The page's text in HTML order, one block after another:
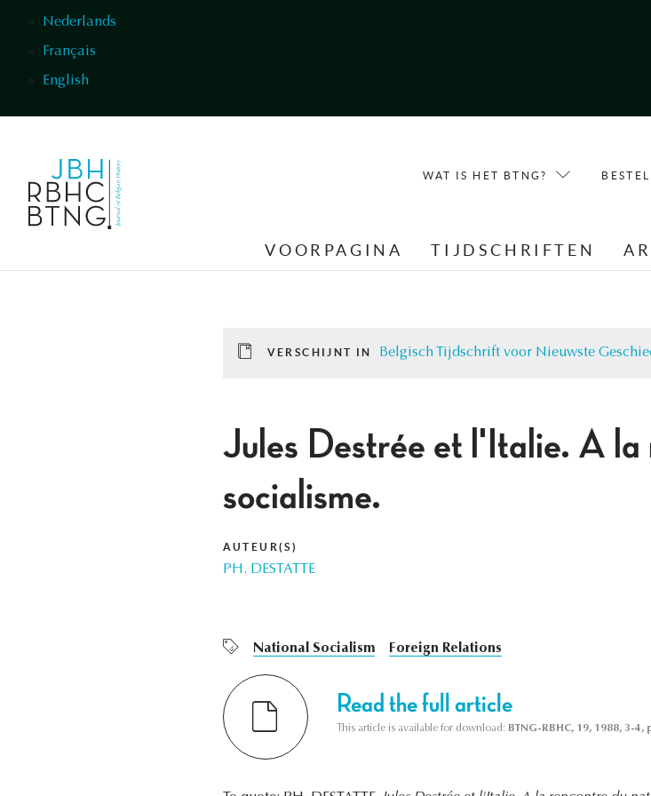
Nederlands
Français
English
WAT IS HET BTNG?
VOORPAGINA TIJDSCHRIFTEN
VERSCHIJNT IN Belgisch Tijdschrift voor Nieuwste
Jules Destrée et l'Italie. A la
socialisme.
AUTEUR(S)
PH. DESTATTE
National Socialism Foreign Relations
Read the full article
This article is available for download: BTNG-RBHC, 19, 1988, 3-4,